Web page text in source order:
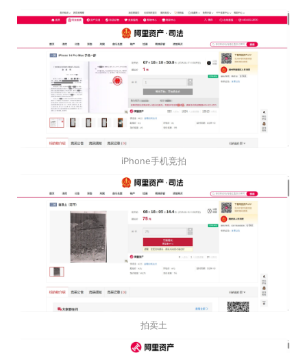
iPhone手机竞拍
拍卖土